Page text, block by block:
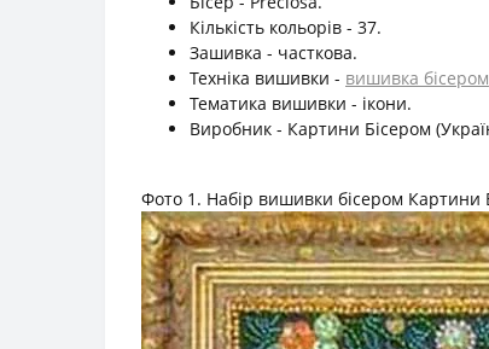
Кількість кольорів - 37.
Зашивка - часткова.
Техніка вишивки - вишивка бісером
Тематика вишивки - ікони.
Виробник - Картини Бісером
Фото 1. Набір вишивки бісером Картини